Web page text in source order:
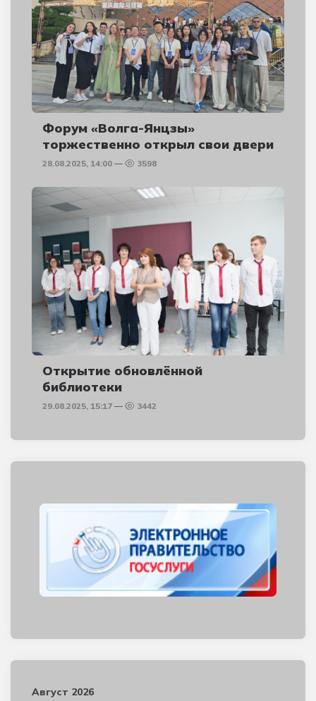
Форум «Волга-Янцзы»
торжественно открыл свои двери
28.08.2025, 14:00 3598
Открытие обновлённой
библиотеки
29.08.2025, 15:17 3442
Август 2026